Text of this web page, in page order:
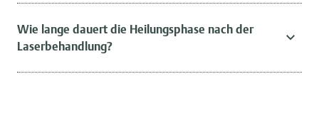
Wie lange dauert die Heilungsphase nach der
Laserbehandlung?